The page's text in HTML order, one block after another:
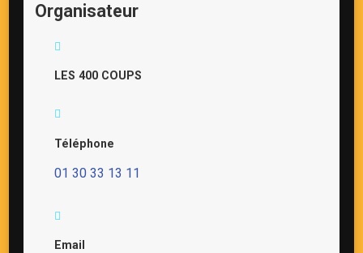
Organisateur
LES 400 COUPS
Téléphone
01 30 33 13 11
Email